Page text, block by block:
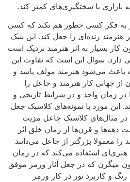
بازاری با سخت­گیری­‌های کمتر کند.
به فکر کسی خطور هم نکند که کسی
هنرمند زنده‌­ای را جعل کند. این شک
بسیار به اثر هنرمند نزدیک است
دارد. سوال این است که تفاوت این
باعث می­‌شود هنرمند مولف باشد و
جهاتی کار هنرمند و جاعل را
زمان واحد و در شرایط تاریخی و
این مورد با نمونه­‌های کلاسیک جعل
در مثال­‌های کلاسیک جاعل مزیت
دهه­‌ها و قرن­‌ها از زمان خلق اثر
معمولا بزرگتر از جاعل می‌دانند
استفاده می‌کند که در زمان
ون میگرن که در جعل آثار ورمر موفق
و کاربرد نور در کار ورمر